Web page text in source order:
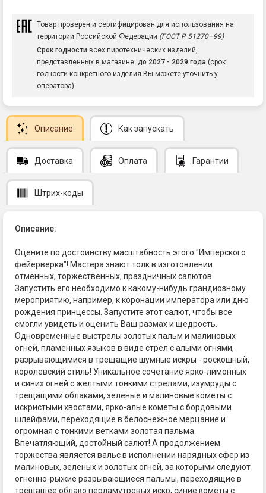
Товар проверен и сертифицирован для использования на
территории Российской Федерации (ГОСТ Р 51270–99)
Срок годности всех пиротехнических изделий,
представленных в магазине: до 2027 - 2029 года (срок
годности конкретного изделия Вы можете уточнить у
оператора)
Описание Как запускать
Доставка Оплата Гарантии
Штрих-коды
Описание:
Оцените по достоинству масштабность этого "Имперского
фейерверка"! Мастера знают толк в изготовлении
отменных, торжественных, праздничных салютов.
Запустить его необходимо к какому-нибудь грандиозному
мероприятию, например, к коронации императора или дню
рождения принцессы. Запустите этот салют, чтобы все
смогли увидеть и оценить Ваш размах и щедрость.
Одновременные выстрелы золотых пальм и малиновых
огней, пламенных языков в виде стрел с алыми огнями,
разрывающимися в трещащие шумные искры - роскошный,
королевский стиль! Уникальное сочетание ярко-лимонных
и синих огней с желтыми тонкими стрелами, изумруды с
трещащими облаками, зелёные и малиновые кометы с
искристыми хвостами, ярко-алые кометы с бордовыми
шлейфами, переходящие в белоснежное мерцание и
огромная с тонкими ветками золотая пальма.
Впечатляющий, достойный салют! А продолжением
торжества является вальс в исполнении нарядных сфер из
малиновых, зеленых и золотых огней, за которыми следуют
огненно-рыжие разрывающиеся пальмы, переходящие в
трещащее облако перламутровых искр, синие кометы с